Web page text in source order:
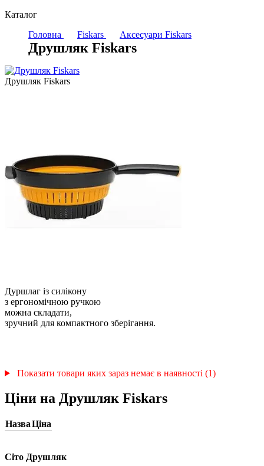
Каталог
Головна
Fiskars Аксесуари Fiskars
Друшляк Fiskars
Друшляк Fiskars
Дуршлаг із силікону
з ергономічною ручкою
можна складати,
зручний для компактного зберігання.
Показати товари яких зараз немає в наявності (1)
Ціни на Друшляк Fiskars
НазваЦіна
Сіто Друшляк